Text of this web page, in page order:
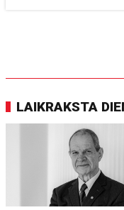
LAIKRAKSTA